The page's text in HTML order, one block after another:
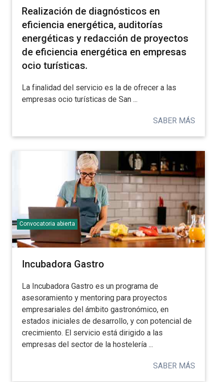
Realización de diagnósticos en
eficiencia energética, auditorías
energéticas y redacción de proyectos
de eficiencia energética en empresas
ocio turísticas.
La finalidad del servicio es la de ofrecer a las
empresas ocio turísticas de San ...
SABER MÁS
Incubadora Gastro
Convocatoria abierta
La Incubadora Gastro es un programa de
asesoramiento y mentoring para proyectos
empresariales del ámbito gastronómico, en
estados iniciales de desarrollo, y con potencial de
crecimiento. El servicio está dirigido a las
empresas del sector de la hostelería ...
SABER MÁS